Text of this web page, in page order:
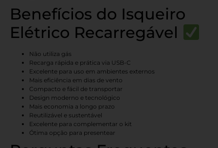
Benefícios do Isqueiro
Elétrico Recarregável
Não utiliza gás
Recarga rápida e prática via USB-C
Excelente para uso em ambientes externos
Mais eficiência em dias de vento
Compacto e fácil de transportar
Design moderno e tecnológico
Mais economia a longo prazo
Reutilizável e sustentável
Excelente para complementar o kit
Ótima opção para presentear